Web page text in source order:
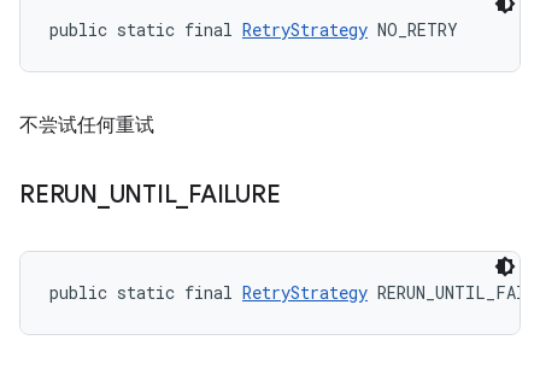
public static final RetryStrategy NO_RETRY
不尝试任何重试
RERUN UNTIL_ FAILURE
public static final RetryStrategy